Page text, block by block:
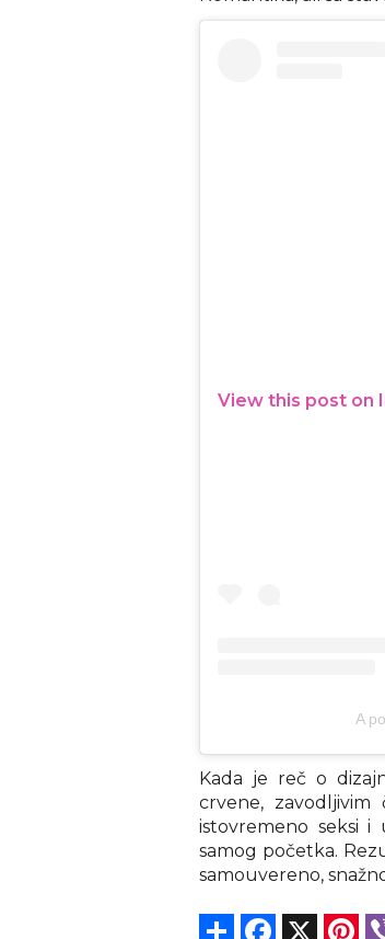
View this post on
A
Kada je reč o
crvene,
istovremeno seksi
samog početka.
samouvereno,
Share Facebook